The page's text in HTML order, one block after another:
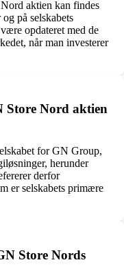
aktien kan findes
på selskabets
opdateret med de
når man investerer
Store Nord aktien
for GN Group,
herunder
derfor
er selskabets primære
Store Nords